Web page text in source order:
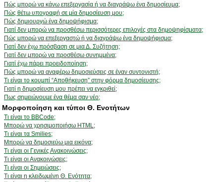
Πώς μπορώ να κάνω επεξεργασία ή να διαγράψω ένα δημοσίευμα;
Πώς θέτω υπογραφή σε μία δημοσίευση μου;
Πώς δημιουργώ ένα δημοψήφισμα;
Γιατί δεν μπορώ να προσθέσω περισσότερες επιλογές στα δημοψηφίσματα;
Πώς μπορώ να επεξεργαστώ ή να διαγράψω ένα δημοψήφισμα;
Γιατί δεν έχω πρόσβαση σε μια Δ. Συζήτηση;
Γιατί δεν μπορώ να προσθέσω συνημμένα;
Γιατί έχω πάρει προειδοποίηση;
Πώς μπορώ να αναφέρω δημοσιεύσεις σε έναν συντονιστή;
Τι είναι το κουμπί “Αποθήκευση” στην φόρμα δημοσίευσης;
Γιατί η δημοσίευση μου πρέπει να εγκριθεί;
Πως σημειώνουμε ένα θέμα σαν νέο;
Μορφοποίηση και τύποι Θ. Ενοτήτων
Τι είναι το BBCode;
Μπορώ να χρησιμοποιήσω HTML;
Τι είναι τα Smilies;
Μπορώ να δημοσιεύω μια εικόνα;
Τι είναι οι Γενικές Ανακοινώσεις;
Τι είναι οι Ανακοινώσεις;
Τι είναι οι Σημειώσεις;
Τι είναι η κλειδωμένη Θ. Ενότητα;